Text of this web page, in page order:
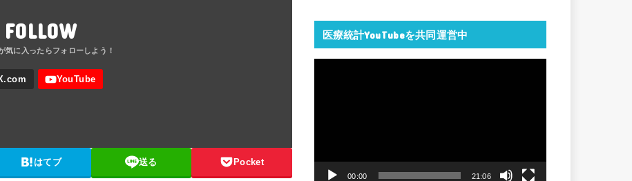
FOLLOW
はてブ 送る Pocket
医療統計YouTubeを共同運営中
ヤ
00:00 21:06